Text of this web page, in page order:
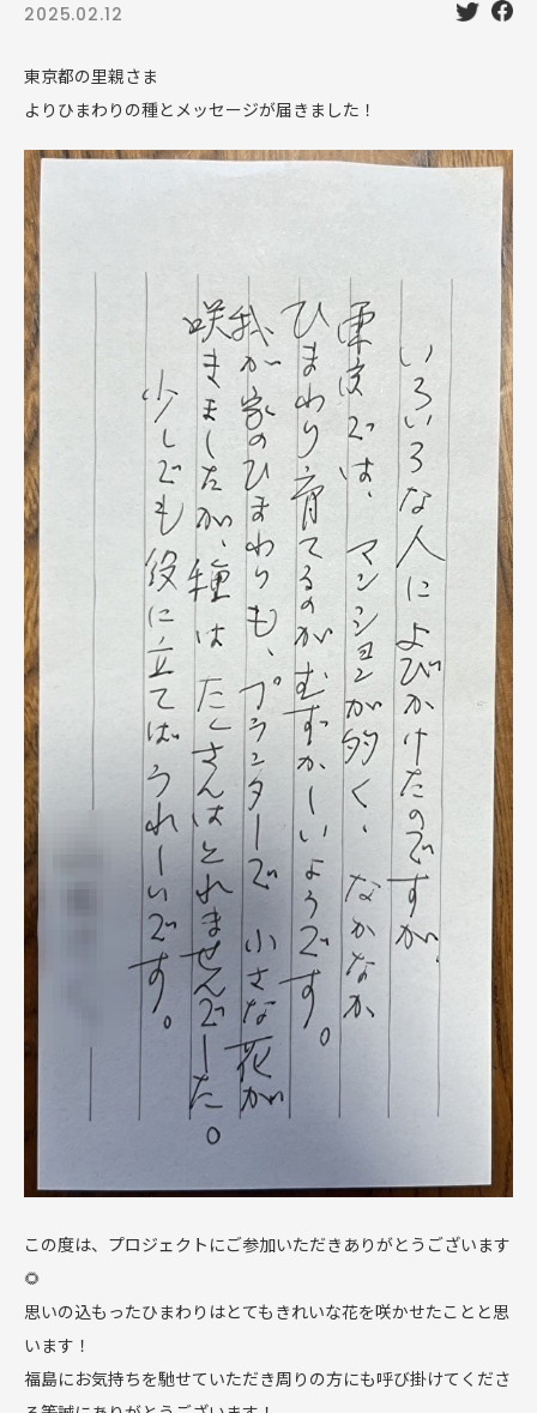
2025.02.12
東京都の里親さま
よりひまわりの種とメッセージが届きました！
この度は、プロジェクトにご参加いただきありがとうございます
🌻
思いの込もったひまわりはとてもきれいな花を咲かせたことと思
います！
福島にお気持ちを馳せていただき周りの方にも呼び掛けてくださ